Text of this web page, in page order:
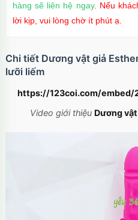
hàng sẽ liên hệ ngay. Nếu
lời kịp, vui lòng chờ ít phút ạ.
Chi tiết Dương vật giả
lưỡi liếm
https://123coi.com/embed/
Video giới thiệu Dương